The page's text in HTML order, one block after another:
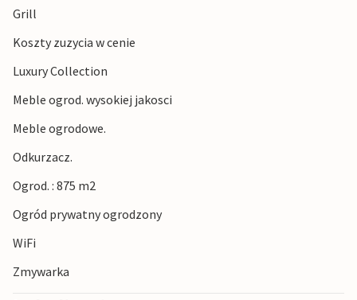
pobierana jest opłata, oraz plac zabaw. Poznaj okoliczne
tereny naturalne pieszo lub na dwóch kółkach i ciesz się
Grill
Koszty zuzycia w cenie
Luxury Collection
Meble ogrod. wysokiej jakosci
Meble ogrodowe.
Odkurzacz.
Ogrod. : 875 m2
Ogród prywatny ogrodzony
WiFi
Zmywarka